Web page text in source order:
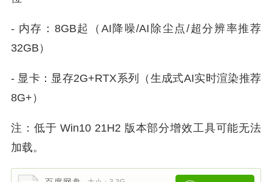
- 内存：8GB起（AI降噪/AI除尘点/超分辨率推荐
32GB）
- 显卡：显存2G+RTX系列（生成式AI实时渲染推荐
8G+）
注：低于 Win10 21H2 版本部分增效工具可能无法
加载。